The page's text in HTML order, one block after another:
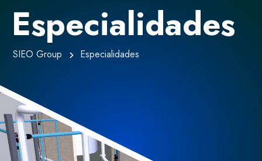
Especialidades
SIEO Group Especialidades